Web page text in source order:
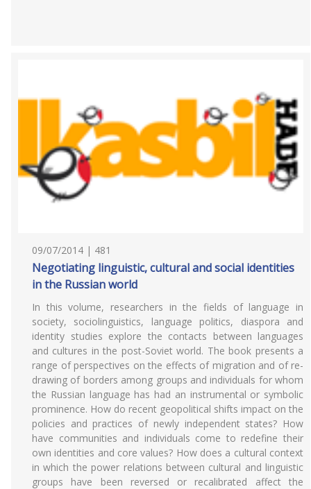
09/07/2014 | 481
Negotiating linguistic, cultural and social identities
in the Russian world
In this volume, researchers in the fields of language in
society, sociolinguistics, language politics, diaspora and
identity studies explore the contacts between languages
and cultures in the post-Soviet world. The book presents a
range of perspectives on the effects of migration and of re-
drawing of borders among groups and individuals for whom
the Russian language has had an instrumental or symbolic
prominence. How do recent geopolitical shifts impact on the
policies and practices of newly independent states? How
have communities and individuals come to redefine their
own identities and core values? How does a cultural context
in which the power relations between cultural and linguistic
groups have been reversed or recalibrated affect the